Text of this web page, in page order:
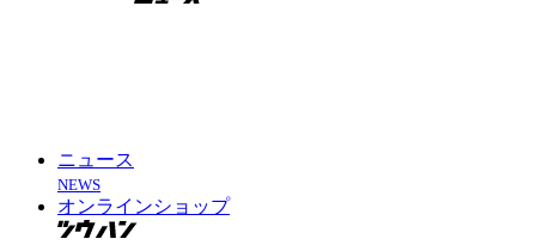
ニュース
NEWS
オンラインショップ